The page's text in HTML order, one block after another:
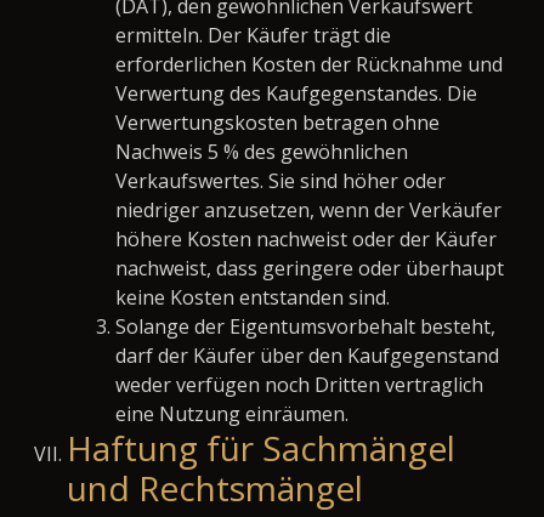
(DAT), den gewöhnlichen Verkaufswert
ermitteln. Der Käufer trägt die
erforderlichen Kosten der Rücknahme und
Verwertung des Kaufgegenstandes. Die
Verwertungskosten betragen ohne
Nachweis 5 % des gewöhnlichen
Verkaufswertes. Sie sind höher oder
niedriger anzusetzen, wenn der Verkäufer
höhere Kosten nachweist oder der Käufer
nachweist, dass geringere oder überhaupt
keine Kosten entstanden sind.
Solange der Eigentumsvorbehalt besteht,
darf der Käufer über den Kaufgegenstand
weder verfügen noch Dritten vertraglich
eine Nutzung einräumen.
Haftung für Sachmängel
und Rechtsmängel